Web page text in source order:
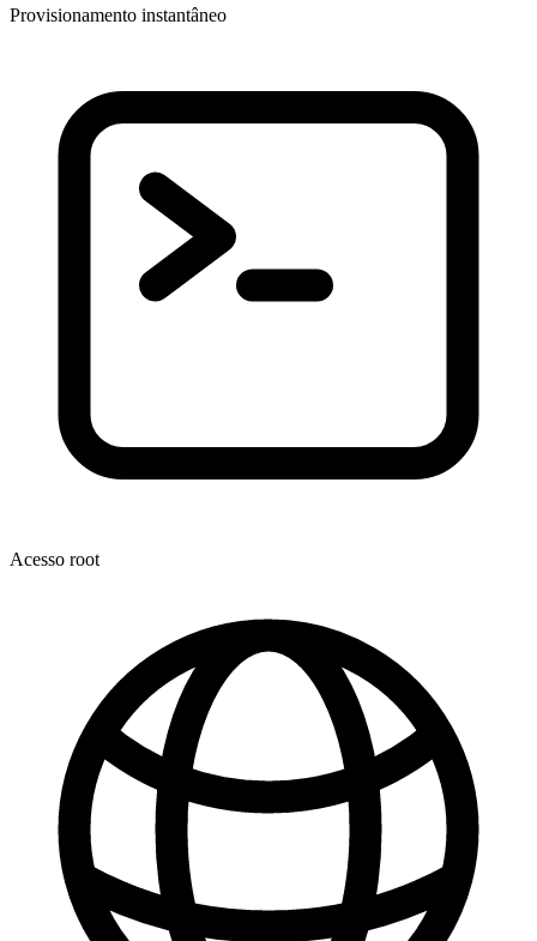
Provisionamento instantâneo
Acesso root